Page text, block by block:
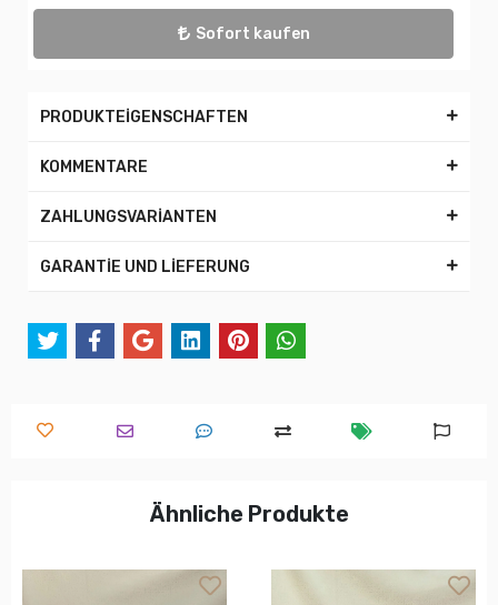
Sofort kaufen
PRODUKTEİGENSCHAFTEN
KOMMENTARE
ZAHLUNGSVARİANTEN
GARANTİE UND LİEFERUNG
Ähnliche Produkte